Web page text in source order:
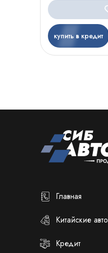
купить в кредит
Главная
Китайские авто
Кредит